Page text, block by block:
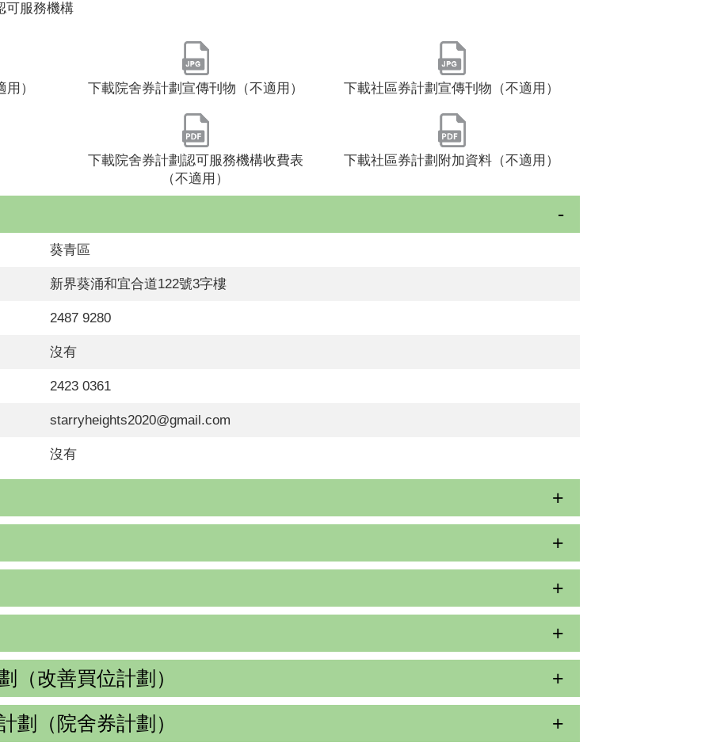
可服務機構
） 下載院舍券計劃宣傳刊物（不適用） 下載社區券計劃宣傳刊物（不適用）
下載院舍券計劃認可服務機構收費表
（不適用）
下載社區券計劃附加資料（不適用）
葵青區
新界葵涌和宜合道122號3字樓
2487 9280
沒有
2423 0361
starryheights2020@gmail.com
沒有
（改善買位計劃）
劃（院舍券計劃）